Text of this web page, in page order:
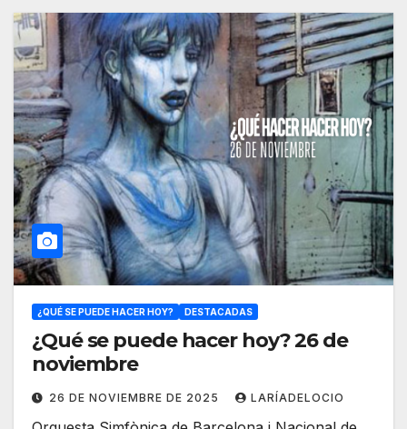
¿QUÉ SE PUEDE HACER HOY? DESTACADAS
¿Qué se puede hacer hoy? 26 de
noviembre
26 DE NOVIEMBRE DE 2025 LARÍADELOCIO